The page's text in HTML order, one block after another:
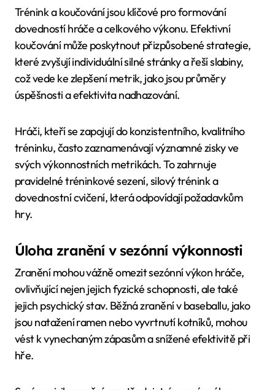
Trénink a koučování jsou klíčové pro formování
dovedností hráče a celkového výkonu. Efektivní
koučování může poskytnout přizpůsobené strategie,
které zvyšují individuální silné stránky a řeší slabiny,
což vede ke zlepšení metrik, jako jsou průměry
úspěšnosti a efektivita nadhazování.
Hráči, kteří se zapojují do konzistentního, kvalitního
tréninku, často zaznamenávají významné zisky ve
svých výkonnostních metrikách. To zahrnuje
pravidelné tréninkové sezení, silový trénink a
dovednostní cvičení, která odpovídají požadavkům
hry.
Úloha zranění v sezónní výkonnosti
Zranění mohou vážně omezit sezónní výkon hráče,
ovlivňující nejen jejich fyzické schopnosti, ale také
jejich psychický stav. Běžná zranění v baseballu, jako
jsou natažení ramen nebo vyvrtnutí kotníků, mohou
vést k vynechaným zápasům a snížené efektivitě při
hře.